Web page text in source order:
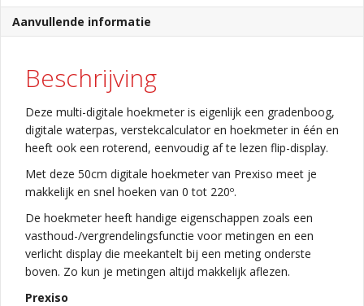
Aanvullende informatie
Beschrijving
Deze multi-digitale hoekmeter is eigenlijk een gradenboog,
digitale waterpas, verstekcalculator en hoekmeter in één en
heeft ook een roterend, eenvoudig af te lezen flip-display.
Met deze 50cm digitale hoekmeter van Prexiso meet je
makkelijk en snel hoeken van 0 tot 220º.
De hoekmeter heeft handige eigenschappen zoals een
vasthoud-/vergrendelingsfunctie voor metingen en een
verlicht display die meekantelt bij een meting onderste
boven. Zo kun je metingen altijd makkelijk aflezen.
Prexiso